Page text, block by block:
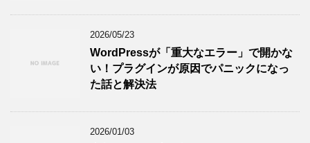
2026/05/23
WordPressが「重大なエラー」で開かな
い！プラグインが原因でパニックになっ
た話と解決法
2026/01/03